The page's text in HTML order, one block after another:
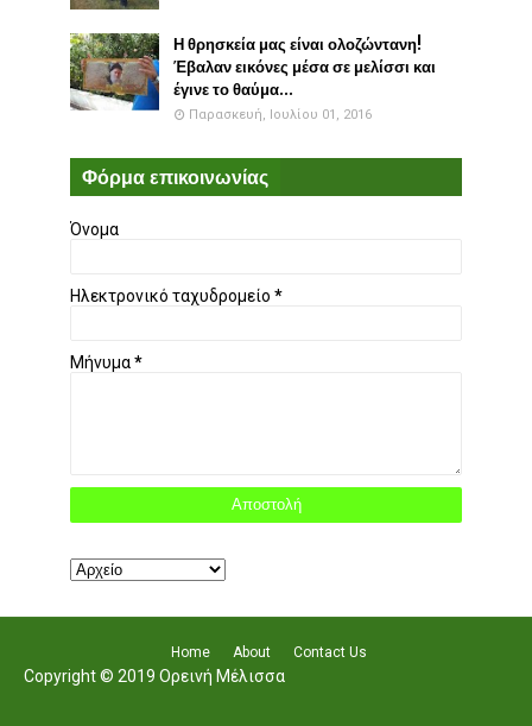
Η θρησκεία μας είναι ολοζώντανη!
Έβαλαν εικόνες μέσα σε μελίσσι και
έγινε το θαύμα...
Παρασκευή, Ιουλίου 01, 2016
Φόρμα επικοινωνίας
Όνομα
Ηλεκτρονικό ταχυδρομείο *
Μήνυμα*
Home About Contact Us
Copyright © 2019 Ορεινή Μέλισσα